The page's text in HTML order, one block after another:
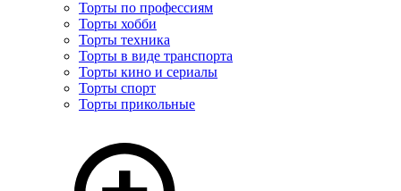
Торты по профессиям
Торты хобби
Торты техника
Торты в виде транспорта
Торты кино и сериалы
Торты спорт
Торты прикольные